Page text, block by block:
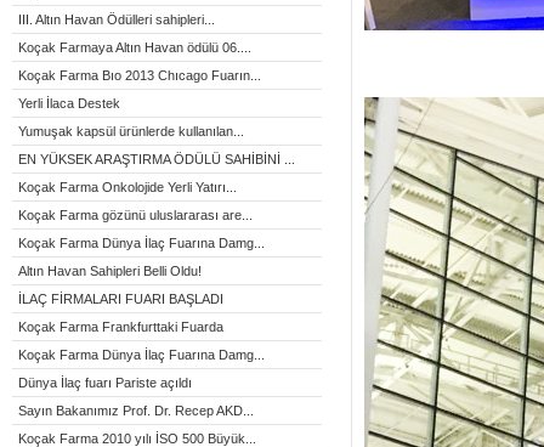
III. Altın Havan Ödülleri sahipleri...
Koçak Farmaya Altın Havan ödülü 06....
Koçak Farma Bıo 2013 Chıcago Fuarın...
Yerli İlaca Destek
Yumuşak kapsül ürünlerde kullanılan...
EN YÜKSEK ARAŞTIRMA ÖDÜLÜ SAHİBİNİ ...
Koçak Farma Onkolojide Yerli Yatırı...
Koçak Farma gözünü uluslararası are...
Koçak Farma Dünya İlaç Fuarına Damg...
Altın Havan Sahipleri Belli Oldu!
İLAÇ FİRMALARI FUARI BAŞLADI
Koçak Farma Frankfurttaki Fuarda
Koçak Farma Dünya İlaç Fuarına Damg...
Dünya İlaç fuarı Pariste açıldı
Sayın Bakanımız Prof. Dr. Recep AKD...
Koçak Farma 2010 yılı İSO 500 Büyük...